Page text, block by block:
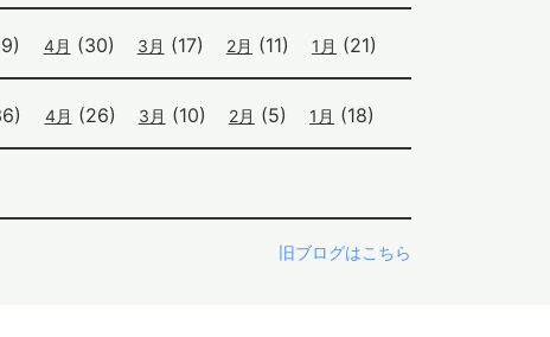
4月 (30) 3月 (17) 2月 (11) 1月 (21)
4月 (26) 3月 (10) 2月 (5) 1月 (18)
旧ブログはこちら